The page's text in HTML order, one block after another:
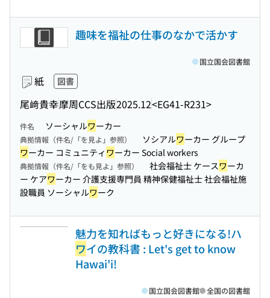
趣味を福祉の仕事のなかで活かす
紙 図書
尾﨑貴幸摩周CCS出版2025.12<EG41-R231>
国立国会図書館
件名 ソーシャルワーカー
典拠情報（件名/「を見よ」参照） ソシアルワーカー グループ
ワーカー コミュニティ ワーカー Social workers
典拠情報（件名/「をも見よ」参照） 社会福祉士 ケースワーカ
ー ケアワーカー 介護支援専門員 精神保健福祉士 社会福祉施
設職員 ソーシャルワーク
魅力を知ればもっと好きになる!ハ
ワイの教科書 : Let's get to know
Hawai'i!
国立国会図書館 全国の図書館